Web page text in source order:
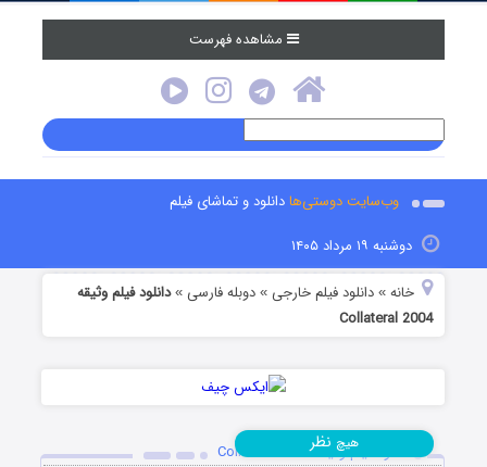
مشاهده فهرست
وب‌سایت دوستی‌هادانلود و تماشای فیلم
دوشنبه ۱۹ مرداد ۱۴۰۵
خانه »دانلود فیلم خارجی »دوبله فارسی »دانلود فیلم وثیقه
Collateral 2004
دانلود فیلم وثیقه Collateral 2004
هیچ نظر